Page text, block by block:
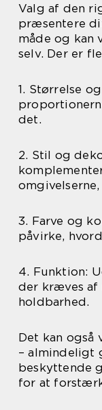
Valg af den
præsentere
måde og kan
selv. Der er
1. Størrelse
det.
2. Stil og
3. Farve og
påvirke,
4. Funktion:
der kræves af
holdbarhed.
Det kan
– almindeligt
beskyttende
for at